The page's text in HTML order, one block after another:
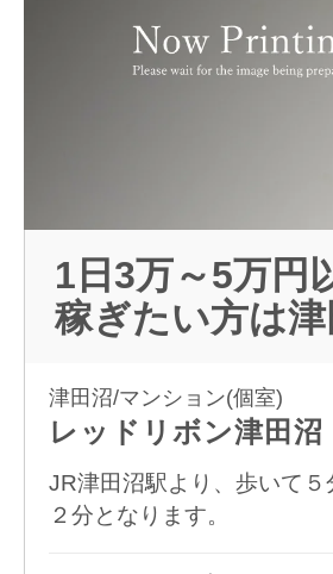
1日3万～5万円
稼ぎたい方は津
津田沼/マンション(個室)
レッドリボン津田沼
JR津田沼駅より、歩いて
２分となります。